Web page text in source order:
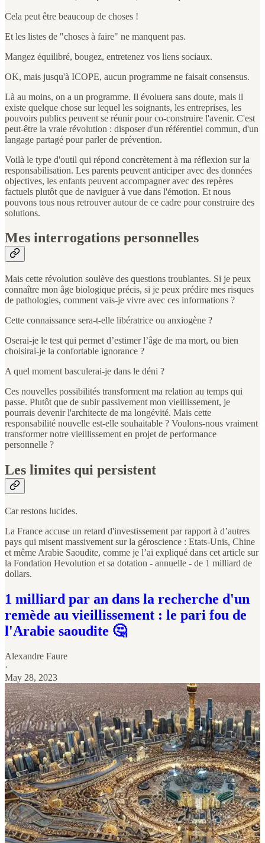
Cela peut être beaucoup de choses !
Et les listes de "choses à faire" ne manquent pas.
Mangez équilibré, bougez, entretenez vos liens sociaux.
OK, mais jusqu'à ICOPE, aucun programme ne faisait consensus.
Là au moins, on a un programme. Il évoluera sans doute, mais il
existe quelque chose sur lequel les soignants, les entreprises, les
pouvoirs publics peuvent se réunir pour co-construire l'avenir. C'est
peut-être la vraie révolution : disposer d'un référentiel commun, d'un
langage partagé pour parler de prévention.
Voilà le type d'outil qui répond concrètement à ma réflexion sur la
responsabilisation. Les parents peuvent anticiper avec des données
objectives, les enfants peuvent accompagner avec des repères
factuels plutôt que de naviguer à vue dans l'émotion. Et nous
pouvons tous nous retrouver autour de ce cadre pour construire des
solutions.
Mes interrogations personnelles
Mais cette révolution soulève des questions troublantes. Si je peux
connaître mon âge biologique précis, si je peux prédire mes risques
de pathologies, comment vais-je vivre avec ces informations ?
Cette connaissance sera-t-elle libératrice ou anxiogène ?
Oserai-je le test qui permet d’estimer l’âge de ma mort, ou bien
choisirai-je la confortable ignorance ?
A quel moment basculerai-je dans le déni ?
Ces nouvelles possibilités transforment ma relation au temps qui
passe. Plutôt que de subir passivement mon vieillissement, je
pourrais devenir l'architecte de ma longévité. Mais cette
responsabilité nouvelle est-elle souhaitable ? Voulons-nous vraiment
transformer notre vieillissement en projet de performance
personnelle ?
Les limites qui persistent
Car restons lucides.
La France accuse un retard d'investissement par rapport à d’autres
pays qui misent massivement sur la géroscience : Etats-Unis, Chine
et même Arabie Saoudite, comme je l’ai expliqué dans cet article sur
la Fondation Hevolution et sa dotation - annuelle - de 1 milliard de
dollars.
1 milliard par an dans la recherche d'un
remède au vieillissement : le pari fou de
l'Arabie saoudite 🤔
Alexandre Faure
·
May 28, 2023